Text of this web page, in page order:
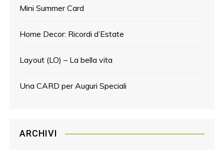
Mini Summer Card
Home Decor: Ricordi d’Estate
Layout (LO) – La bella vita
Una CARD per Auguri Speciali
ARCHIVI